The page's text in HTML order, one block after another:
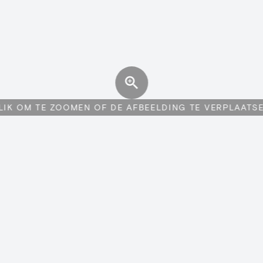
OM TE ZOOMEN OF DE AFBEELDING TE